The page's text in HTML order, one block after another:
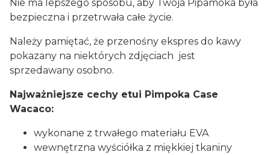
Nie ma lepszego sposobu, aby Twoja Pipamoka była
bezpieczna i przetrwała całe życie.
Należy pamiętać, że przenośny ekspres do kawy
pokazany na niektórych zdjęciach jest
sprzedawany osobno.
Najważniejsze cechy etui Pimpoka Case
Wacaco:
wykonane z trwałego materiału EVA
wewnętrzna wyściółka z miękkiej tkaniny